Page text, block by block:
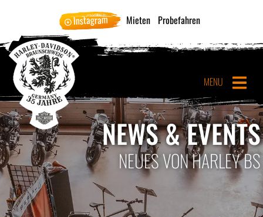
Instagram Mieten Probefahren
MENU
NEWS & EVENTS
NEUES VON HARLEY BS